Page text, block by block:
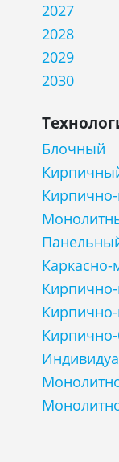
2027
2028
2029
2030
Блочный